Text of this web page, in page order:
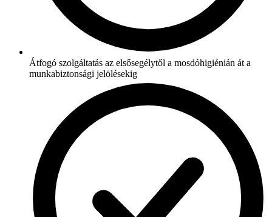
Átfogó szolgáltatás az elsősegélytől a mosdóhigiénián át a
munkabiztonsági jelölésekig